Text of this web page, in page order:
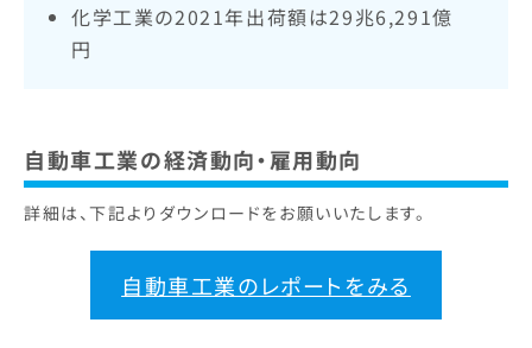
化学工業の2021年出荷額は29兆6,291億
円
自動車工業の経済動向・雇用動向
詳細は、下記よりダウンロードをお願いいたします。
自動車工業のレポートをみる